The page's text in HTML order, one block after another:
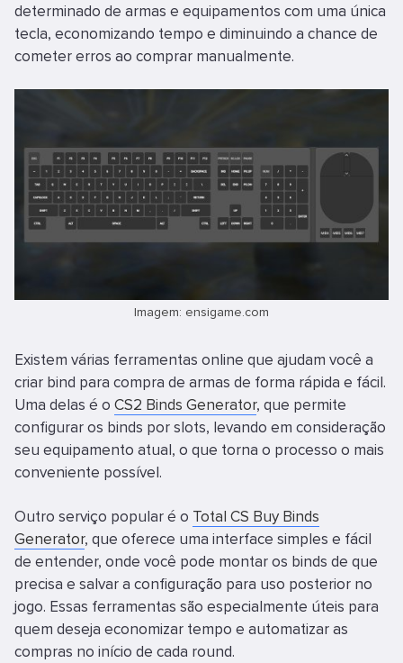
determinado de armas e equipamentos com uma única
tecla, economizando tempo e diminuindo a chance de
cometer erros ao comprar manualmente.
Imagem: ensigame.com
Existem várias ferramentas online que ajudam você a
criar bind para compra de armas de forma rápida e fácil.
Uma delas é o CS2 Binds Generator, que permite
configurar os binds por slots, levando em consideração
seu equipamento atual, o que torna o processo o mais
conveniente possível.
Outro serviço popular é o Total CS Buy Binds
Generator, que oferece uma interface simples e fácil
de entender, onde você pode montar os binds de que
precisa e salvar a configuração para uso posterior no
jogo. Essas ferramentas são especialmente úteis para
quem deseja economizar tempo e automatizar as
compras no início de cada round.